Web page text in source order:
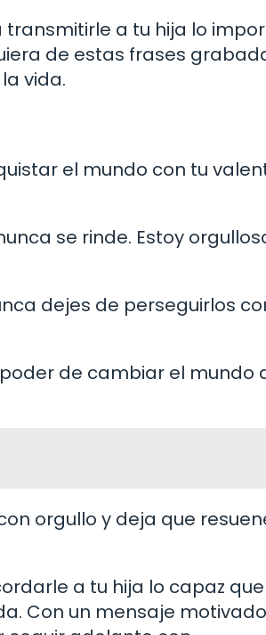
a tu hija lo
de estas frases
vida.
el mundo con tu
se rinde. Estoy
dejes de perseguirlos
de cambiar el mundo
orgullo y deja que
a tu hija lo capaz
Con un mensaje